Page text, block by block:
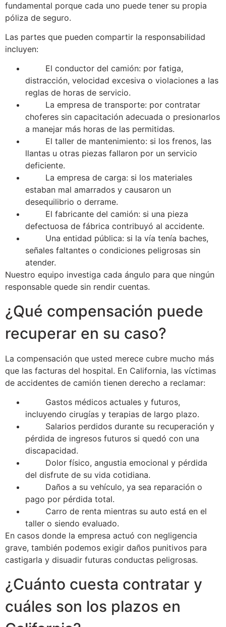
fundamental porque cada uno puede tener su propia
póliza de seguro.
Las partes que pueden compartir la responsabilidad
incluyen:
El conductor del camión: por fatiga,
distracción, velocidad excesiva o violaciones a las
reglas de horas de servicio.
La empresa de transporte: por contratar
choferes sin capacitación adecuada o presionarlos
a manejar más horas de las permitidas.
El taller de mantenimiento: si los frenos, las
llantas u otras piezas fallaron por un servicio
deficiente.
La empresa de carga: si los materiales
estaban mal amarrados y causaron un
desequilibrio o derrame.
El fabricante del camión: si una pieza
defectuosa de fábrica contribuyó al accidente.
Una entidad pública: si la vía tenía baches,
señales faltantes o condiciones peligrosas sin
atender.
Nuestro equipo investiga cada ángulo para que ningún
responsable quede sin rendir cuentas.
¿Qué compensación puede
recuperar en su caso?
La compensación que usted merece cubre mucho más
que las facturas del hospital. En California, las víctimas
de accidentes de camión tienen derecho a reclamar:
Gastos médicos actuales y futuros,
incluyendo cirugías y terapias de largo plazo.
Salarios perdidos durante su recuperación y
pérdida de ingresos futuros si quedó con una
discapacidad.
Dolor físico, angustia emocional y pérdida
del disfrute de su vida cotidiana.
Daños a su vehículo, ya sea reparación o
pago por pérdida total.
Carro de renta mientras su auto está en el
taller o siendo evaluado.
En casos donde la empresa actuó con negligencia
grave, también podemos exigir daños punitivos para
castigarla y disuadir futuras conductas peligrosas.
¿Cuánto cuesta contratar y
cuáles son los plazos en